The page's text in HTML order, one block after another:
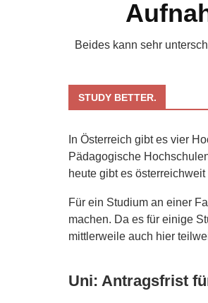
Beides kann sehr
STUDY BETTER.
In Österreich gibt es vier
Pädagogische
heute gibt es
Für ein Studium an einer
machen. Da es für einige
mittlerweile auch hier
Uni: Antragsfrist